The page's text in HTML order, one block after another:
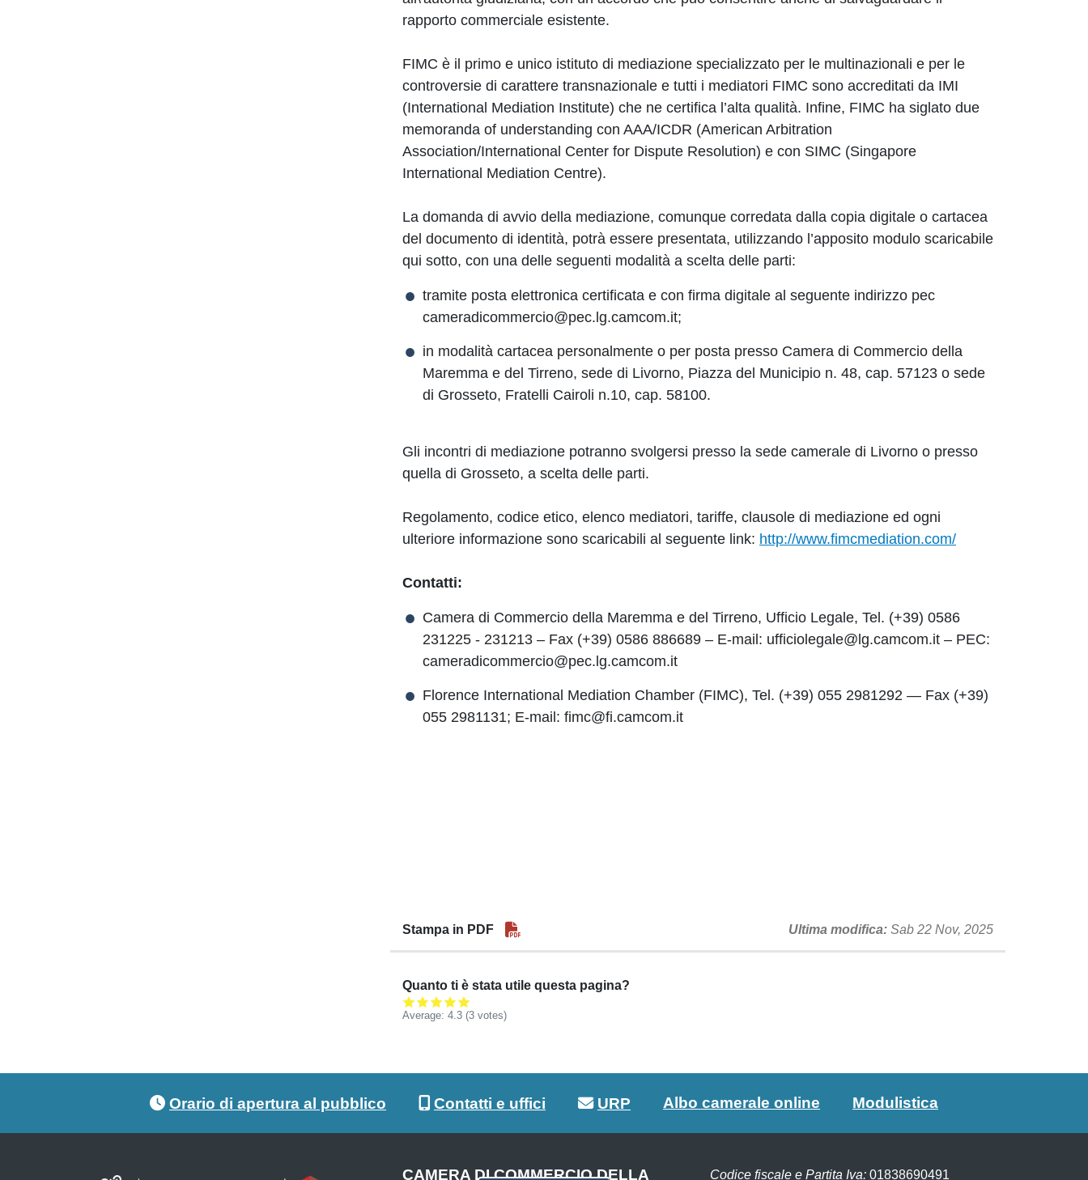
rapporto commerciale esistente.
FIMC è il primo e unico istituto di mediazione specializzato per le multinazionali e per le
controversie di carattere transnazionale e tutti i mediatori FIMC sono accreditati da IMI
(International Mediation Institute) che ne certifica l’alta qualità. Infine, FIMC ha siglato due
memoranda of understanding con AAA/ICDR (American Arbitration
Association/International Center for Dispute Resolution) e con SIMC (Singapore
International Mediation Centre).
La domanda di avvio della mediazione, comunque corredata dalla copia digitale o cartacea
del documento di identità, potrà essere presentata, utilizzando l’apposito modulo scaricabile
qui sotto, con una delle seguenti modalità a scelta delle parti:
tramite posta elettronica certificata e con firma digitale al seguente indirizzo pec
cameradicommercio@pec.lg.camcom.it;
in modalità cartacea personalmente o per posta presso Camera di Commercio della
Maremma e del Tirreno, sede di Livorno, Piazza del Municipio n. 48, cap. 57123 o sede
di Grosseto, Fratelli Cairoli n.10, cap. 58100.
Gli incontri di mediazione potranno svolgersi presso la sede camerale di Livorno o presso
quella di Grosseto, a scelta delle parti.
Regolamento, codice etico, elenco mediatori, tariffe, clausole di mediazione ed ogni
ulteriore informazione sono scaricabili al seguente link: http://www.fimcmediation.com/
Contatti:
Camera di Commercio della Maremma e del Tirreno, Ufficio Legale, Tel. (+39) 0586
231225 - 231213 – Fax (+39) 0586 886689 – E-mail: ufficiolegale@lg.camcom.it – PEC:
cameradicommercio@pec.lg.camcom.it
Florence International Mediation Chamber (FIMC), Tel. (+39) 055 2981292 — Fax (+39)
055 2981131; E-mail: fimc@fi.camcom.it
Stampa in PDF Ultima modifica Sab 22 Nov, 2025
Quanto ti è stata utile questa pagina?
Average: 4.3 (3 votes)
Orario di apertura al pubblico Contatti e uffici URP Albo camerale online Modulistica
CAMERA DI COMMERCIO DELLA Codice fiscale e Partita Iva: 01838690491